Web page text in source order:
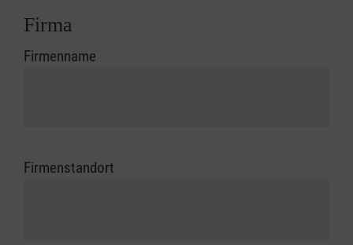
Firma
Firmenname
Firmenstandort